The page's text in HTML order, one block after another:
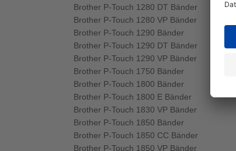
Brother P-Touch 1280 DT Bänder
Brother P-Touch 1280 VP Bänder
Brother P-Touch 1290 Bänder
Brother P-Touch 1290 DT Bänder
Brother P-Touch 1290 VP Bänder
Brother P-Touch 1750 Bänder
Brother P-Touch 1800 Bänder
Brother P-Touch 1800 E Bänder
Brother P-Touch 1830 VP Bänder
Brother P-Touch 1850 Bänder
Brother P-Touch 1850 CC Bänder
Brother P-Touch 1850 VP Bänder